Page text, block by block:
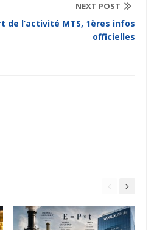
NEXT POST
de l’activité MTS, 1ères infos
officielles